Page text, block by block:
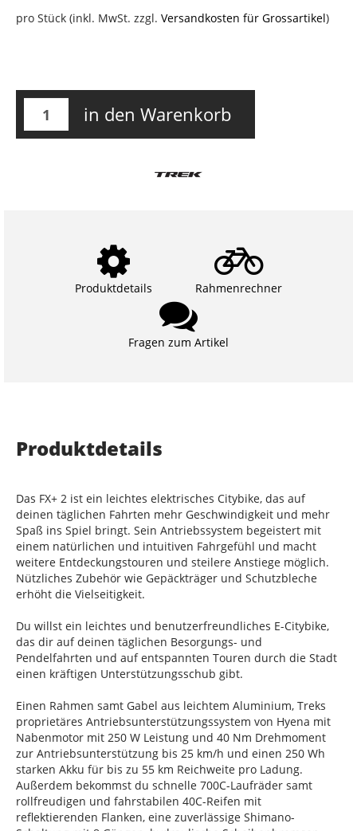
pro Stück (inkl. MwSt. zzgl. Versandkosten für Grossartikel)
in den Warenkorb
Produktdetails Rahmenrechner
Fragen zum Artikel
Produktdetails
Das FX+ 2 ist ein leichtes elektrisches Citybike, das auf
deinen täglichen Fahrten mehr Geschwindigkeit und mehr
Spaß ins Spiel bringt. Sein Antriebssystem begeistert mit
einem natürlichen und intuitiven Fahrgefühl und macht
weitere Entdeckungstouren und steilere Anstiege möglich.
Nützliches Zubehör wie Gepäckträger und Schutzbleche
erhöht die Vielseitigkeit.
Du willst ein leichtes und benutzerfreundliches E-Citybike,
das dir auf deinen täglichen Besorgungs- und
Pendelfahrten und auf entspannten Touren durch die Stadt
einen kräftigen Unterstützungsschub gibt.
Einen Rahmen samt Gabel aus leichtem Aluminium, Treks
proprietäres Antriebsunterstützungssystem von Hyena mit
Nabenmotor mit 250 W Leistung und 40 Nm Drehmoment
zur Antriebsunterstützung bis 25 km/h und einen 250 Wh
starken Akku für bis zu 55 km Reichweite pro Ladung.
Außerdem bekommst du schnelle 700C-Laufräder samt
rollfreudigen und fahrstabilen 40C-Reifen mit
reflektierenden Flanken, eine zuverlässige Shimano-